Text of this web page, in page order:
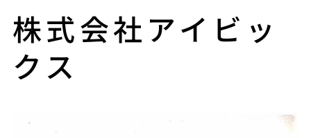
株式会社アイビッ
クス